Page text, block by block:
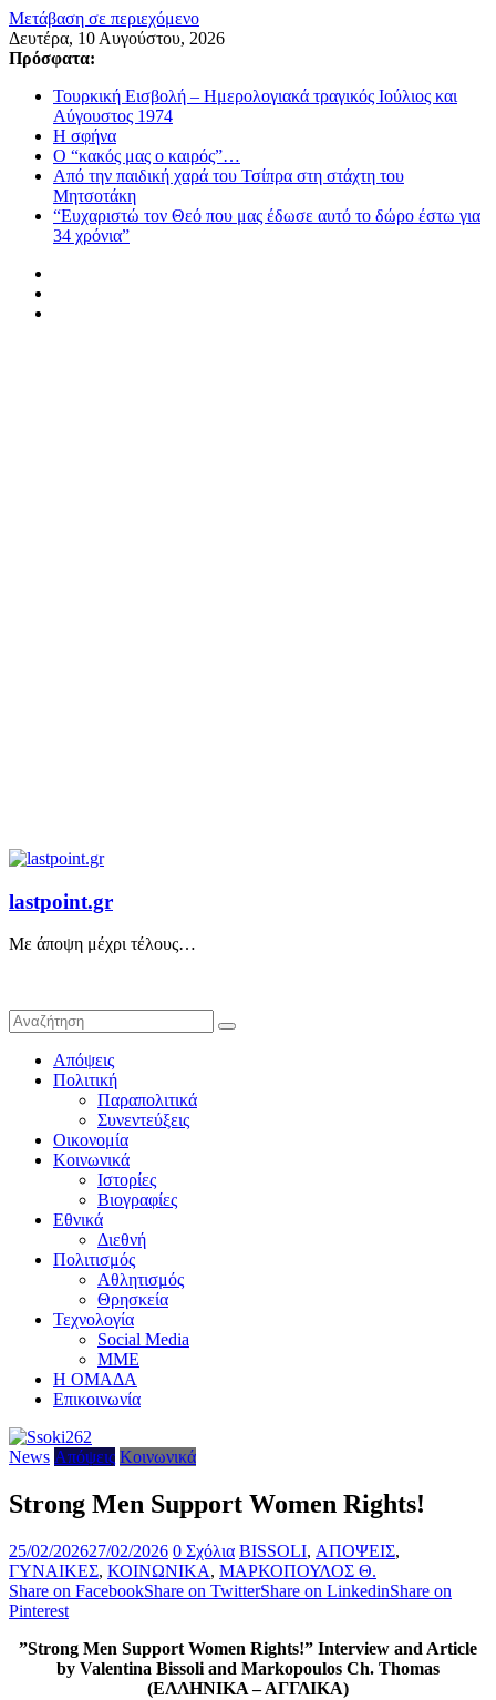
Μετάβαση σε περιεχόμενο
Δευτέρα, 10 Αυγούστου, 2026
Πρόσφατα:
Τουρκική Εισβολή – Ημερολογιακά τραγικός Ιούλιος και
Αύγουστος 1974
Η σφήνα
Ο “κακός μας ο καιρός”…
Από την παιδική χαρά του Τσίπρα στη στάχτη του
Μητσοτάκη
“Ευχαριστώ τον Θεό που μας έδωσε αυτό το δώρο έστω για
34 χρόνια”
lastpoint.gr
Με άποψη μέχρι τέλους…
Απόψεις
Πολιτική
Παραπολιτικά
Συνεντεύξεις
Οικονομία
Κοινωνικά
Ιστορίες
Βιογραφίες
Εθνικά
Διεθνή
Πολιτισμός
Αθλητισμός
Θρησκεία
Τεχνολογία
Social Media
ΜΜΕ
Η ΟΜΑΔΑ
Επικοινωνία
News Απόψεις Κοινωνικά
Strong Men Support Women Rights!
25/02/202627/02/2026 0 Σχόλια BISSOLI, ΑΠΟΨΕΙΣ,
ΓΥΝΑΙΚΕΣ, ΚΟΙΝΩΝΙΚΑ, ΜΑΡΚΟΠΟΥΛΟΣ Θ.
Share on FacebookShare on TwitterShare on LinkedinShare on
Pinterest
”Strong Men Support Women Rights!” Interview and Article
by Valentina Bissoli and Markopoulos Ch. Thomas
(ΕΛΛΗΝΙΚΑ – ΑΓΓΛΙΚΑ)